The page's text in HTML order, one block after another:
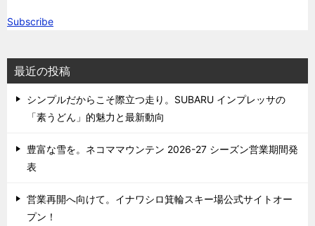
Subscribe
最近の投稿
シンプルだからこそ際立つ走り。SUBARU インプレッサの
「素うどん」的魅力と最新動向
豊富な雪を。ネコママウンテン 2026-27 シーズン営業期間発
表
営業再開へ向けて。イナワシロ箕輪スキー場公式サイトオー
プン！